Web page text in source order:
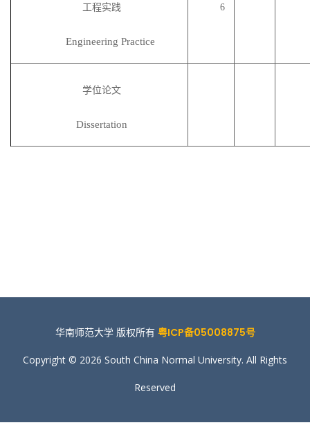
工程实践
Engineering Practice
6
学位论文
Dissertation
华南师范大学 版权所有 粤ICP备05008875号
Copyright © 2026 South China Normal University. All Rights
Reserved